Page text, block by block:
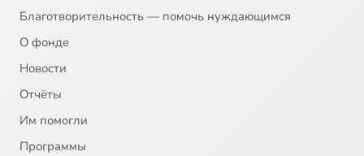
Благотворительность — помочь нуждающимся
О фонде
Новости
Отчёты
Им помогли
Программы